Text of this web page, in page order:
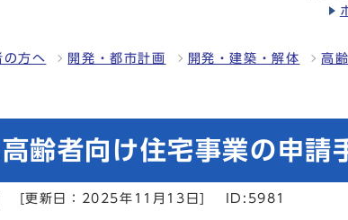
の方へ 開発・都市計画 開発・建築・解体 高
齢者向け住宅事業の申請
[更新日：2025年11月13日] ID:5981